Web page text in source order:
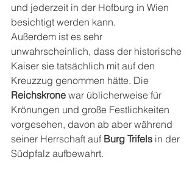
und jederzeit in der Hofburg in Wien
besichtigt werden kann.
Außerdem ist es sehr
unwahrscheinlich, dass der historische
Kaiser sie tatsächlich mit auf den
Kreuzzug genommen hätte. Die
Reichskrone war üblicherweise für
Krönungen und große Festlichkeiten
vorgesehen, davon ab aber während
seiner Herrschaft auf Burg Trifels in der
Südpfalz aufbewahrt.